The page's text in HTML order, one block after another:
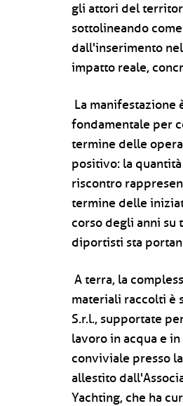
gli attori del
sottolineando
dall'inserimento
impatto reale,
La
fondamentale per
termine delle
positivo: la
riscontro
termine delle
corso degli anni
diportisti sta
A terra, la
materiali raccolti è
S.r.l., supportate
lavoro in acqua e
conviviale presso
allestito
Yachting, che ha